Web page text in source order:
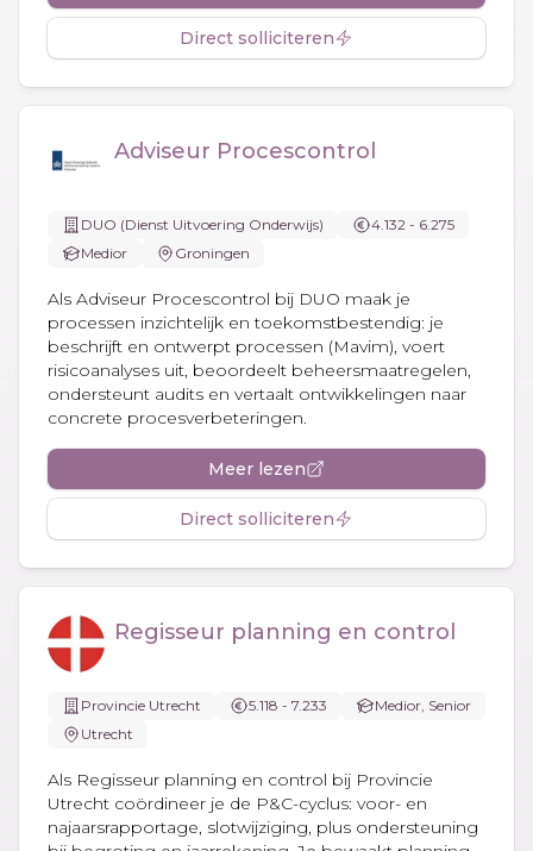
Direct solliciteren
Adviseur Procescontrol
DUO (Dienst Uitvoering Onderwijs)
4.132 - 6.275
Medior
Groningen
Als Adviseur Procescontrol bij DUO maak je
processen inzichtelijk en toekomstbestendig: je
beschrijft en ontwerpt processen (Mavim), voert
risicoanalyses uit, beoordeelt beheersmaatregelen,
ondersteunt audits en vertaalt ontwikkelingen naar
concrete procesverbeteringen.
Meer lezen
Direct solliciteren
Regisseur planning en control
Provincie Utrecht 5.118 - 7.233
Medior, Senior
Utrecht
Als Regisseur planning en control bij Provincie
Utrecht coördineer je de P&C-cyclus: voor- en
najaarsrapportage, slotwijziging, plus ondersteuning